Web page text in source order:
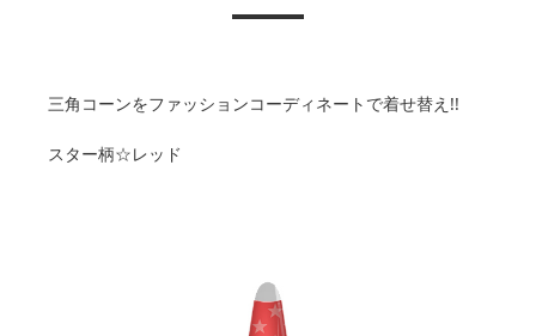
三角コーンをファッションコーディネートで着せ替え!!
スター柄☆レッド